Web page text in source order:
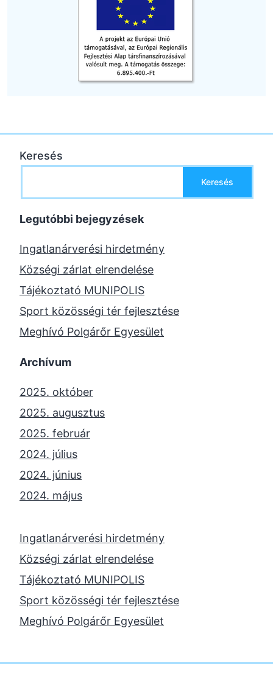
Keresés
Keresés
Legutóbbi bejegyzések
Ingatlanárverési hirdetmény
Községi zárlat elrendelése
Tájékoztató MUNIPOLIS
Sport közösségi tér fejlesztése
Meghívó Polgárőr Egyesület
Archívum
2025. október
2025. augusztus
2025. február
2024. július
2024. június
2024. május
2023. november
2023. október
2023. szeptember
2023. június
2023. február
2022. november
Ingatlanárverési hirdetmény
Községi zárlat elrendelése
Tájékoztató MUNIPOLIS
Sport közösségi tér fejlesztése
Meghívó Polgárőr Egyesület